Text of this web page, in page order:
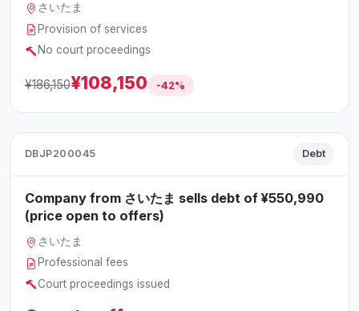
さいたま
Provision of services
No court proceedings
¥186,150¥108,150 -42%
DBJP200045 Debt
Company from さいたま sells debt of ¥550,990
(price open to offers)
さいたま
Professional fees
Court proceedings issued